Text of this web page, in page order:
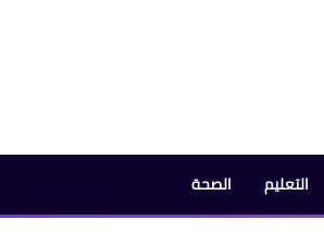
التعليم الصحة